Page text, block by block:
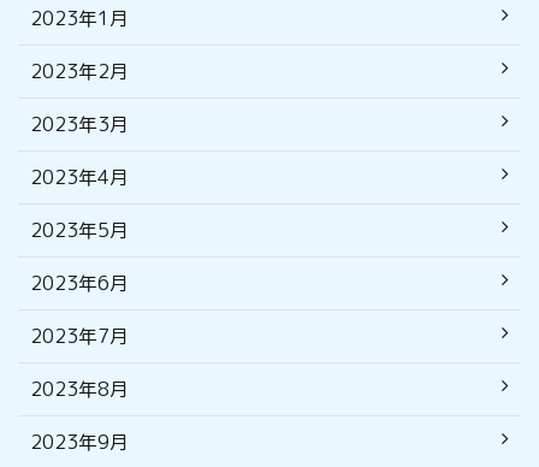
2023年1月
2023年2月
2023年3月
2023年4月
2023年5月
2023年6月
2023年7月
2023年8月
2023年9月